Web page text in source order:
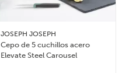
JOSEPH JOSEPH
Cepo de 5 cuchillos acero
Elevate Steel Carousel